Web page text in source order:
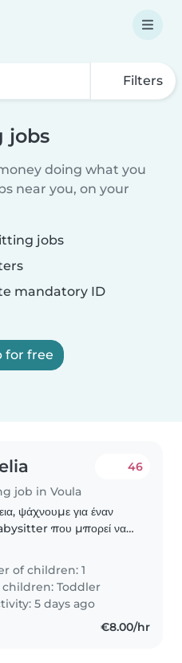
Filters
jobs
doing what you
near you, on your
jobs
mandatory ID
for free
job in Voula
46
ψάχνουμε για έναν
που μπορεί να
και έξυπνο
χρειαζομαστε καμμια αλλη
of children: 1
children:Toddler
5 days ago
€8.00/hr